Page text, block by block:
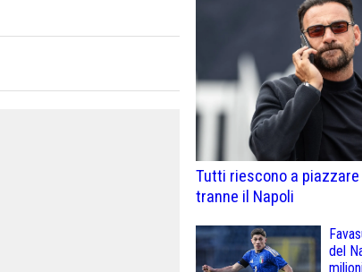
Tutti riescono a
tranne il Napoli
del